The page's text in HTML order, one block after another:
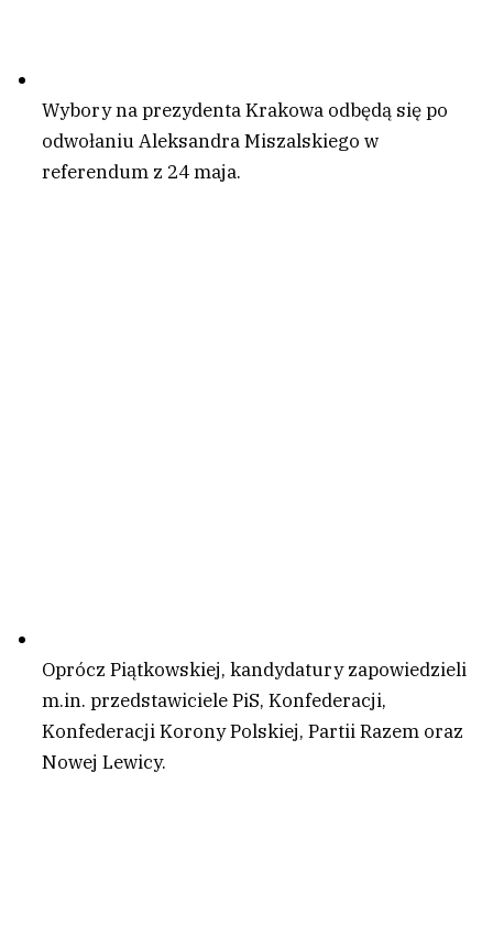
Wybory na prezydenta Krakowa odbędą się po
odwołaniu Aleksandra Miszalskiego w
referendum z 24 maja.
Oprócz Piątkowskiej, kandydatury zapowiedzieli
m.in. przedstawiciele PiS, Konfederacji,
Konfederacji Korony Polskiej, Partii Razem oraz
Nowej Lewicy.